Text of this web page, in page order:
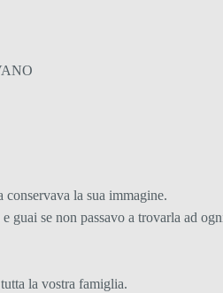
la sua immagine.
guai se non passavo a trovarla ad
la vostra famiglia.